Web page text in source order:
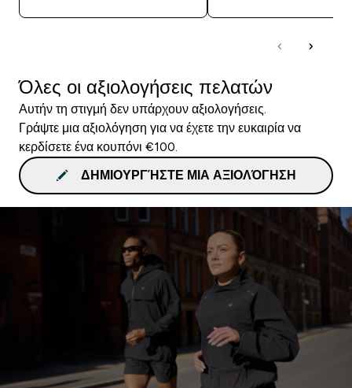
Όλες οι αξιολογήσεις πελατών
Αυτήν τη στιγμή δεν υπάρχουν αξιολογήσεις.
Γράψτε μια αξιολόγηση για να έχετε την ευκαιρία να
κερδίσετε ένα κουπόνι €100.
ΔΗΜΙΟΥΡΓΉΣΤΕ ΜΙΑ ΑΞΙΟΛΌΓΗΣΗ